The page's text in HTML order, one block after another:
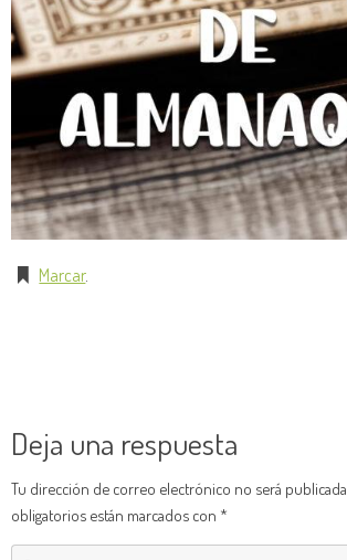
Marcar.
Deja una respuesta
Tu dirección de correo electrónico no será publicada.
obligatorios están marcados con *